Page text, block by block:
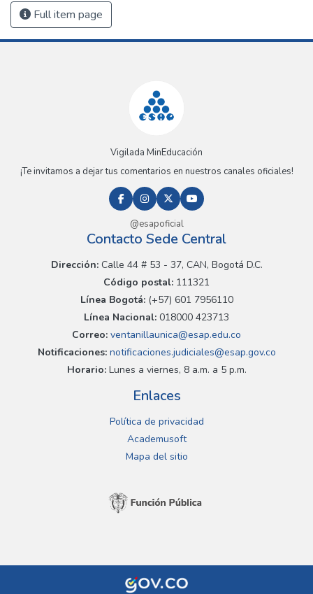
Full item page
Vigilada MinEducación
¡Te invitamos a dejar tus comentarios en nuestros canales oficiales!
@esapoficial
Contacto Sede Central
Dirección:Calle 44 # 53 - 37, CAN, Bogotá D.C.
Código postal: 111321
Línea Bogotá:(+57) 601 7956110
Línea Nacional: 018000 423713
Correo: ventanillaunica@esap.edu.co
Notificaciones:notificaciones.judiciales@esap.gov.co
Horario:Lunes a viernes, 8 a.m. a 5 p.m.
Enlaces
Política de privacidad
Academusoft
Mapa del sitio